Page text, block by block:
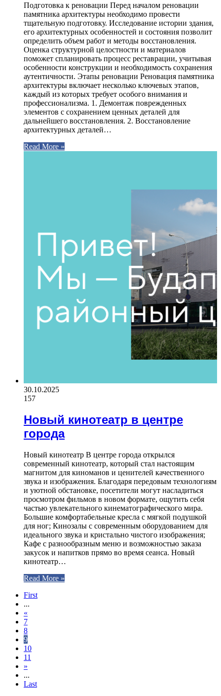
Подготовка к реновации Перед началом реновации
памятника архитектуры необходимо провести
тщательную подготовку. Исследование истории здания,
его архитектурных особенностей и состояния позволит
определить объем работ и методы восстановления.
Оценка структурной целостности и материалов
поможет спланировать процесс реставрации, учитывая
особенности конструкции и необходимость сохранения
аутентичности. Этапы реновации Реновация памятника
архитектуры включает несколько ключевых этапов,
каждый из которых требует особого внимания и
профессионализма. 1. Демонтаж поврежденных
элементов с сохранением ценных деталей для
дальнейшего восстановления. 2. Восстановление
архитектурных деталей…
Read More »
30.10.2025
157
Новый кинотеатр в центре
города
Новый кинотеатр В центре города открылся
современный кинотеатр, который стал настоящим
магнитом для киноманов и ценителей качественного
звука и изображения. Благодаря передовым технологиям
и уютной обстановке, посетители могут насладиться
просмотром фильмов в новом формате, ощутить себя
частью увлекательного кинематографического мира.
Большие комфортабельные кресла с мягкой подушкой
для ног; Кинозалы с современным оборудованием для
идеального звука и кристально чистого изображения;
Кафе с разнообразным меню и возможностью заказа
закусок и напитков прямо во время сеанса. Новый
кинотеатр…
Read More »
First
...
«
7
8
9
10
11
»
...
Last